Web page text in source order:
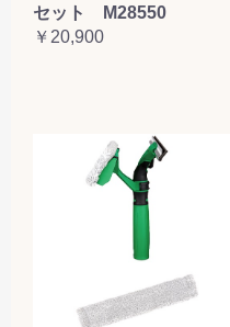
お買い物を続ける
セット M28550
￥20,900